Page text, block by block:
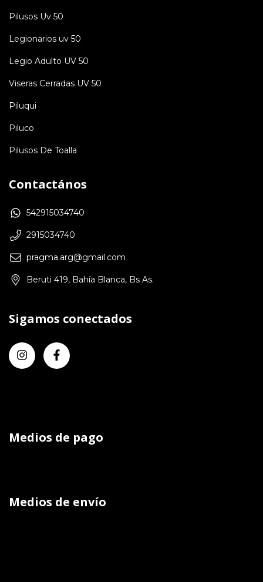
Pilusos Uv 50
Legionarios uv 50
Legio Adulto UV 50
Viseras Cerradas UV 50
Piluqui
Piluco
Pilusos De Toalla
Contactános
542915034740
2915034740
pragma.arg@gmail.com
Beruti 419, Bahía Blanca, Bs As.
Sigamos conectados
Medios de pago
Medios de envío